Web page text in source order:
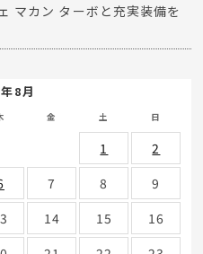
マカン ターボと充実装備を
8月
金 土 日
1
2
7 8
9
14 15
16